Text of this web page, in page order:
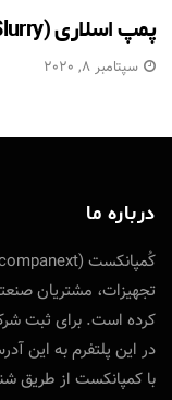
پمپ اسلاری (Slurry) چیست؟
سپتامبر 8, 2020
درباره ما
تجهیزات، مشتریان
کرده است. برای ثبت